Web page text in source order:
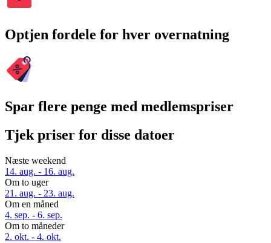
Optjen fordele for hver overnatning
Spar flere penge med medlemspriser
Tjek priser for disse datoer
Næste weekend
14. aug. - 16. aug.
Om to uger
21. aug. - 23. aug.
Om en måned
4. sep. - 6. sep.
Om to måneder
2. okt. - 4. okt.